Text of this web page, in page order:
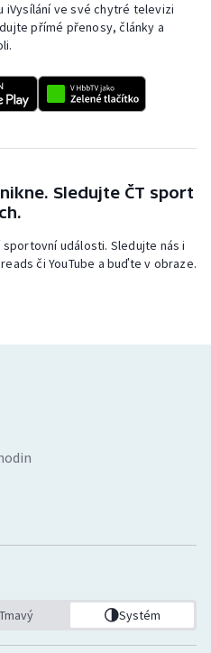
iVysílání ve své chytré televizi
přímé přenosy, články a
Sledujte ČT sport
události. Sledujte nás i
či YouTube a buďte v obraze.
Tmavý Systém